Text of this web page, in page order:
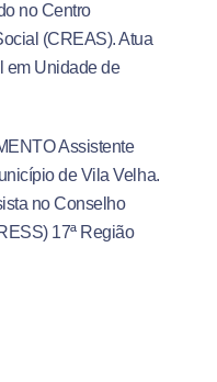
no Centro
(CREAS). Atua
em Unidade de
Assistente
de Vila Velha.
no Conselho
17ª Região